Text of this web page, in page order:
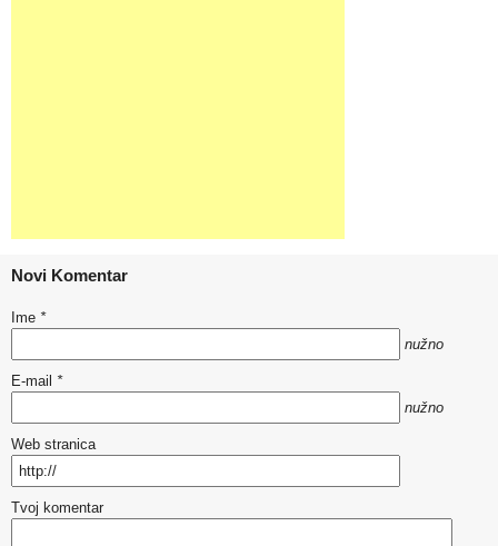
Novi Komentar
Ime *
nužno
E-mail *
nužno
Web stranica
Tvoj komentar